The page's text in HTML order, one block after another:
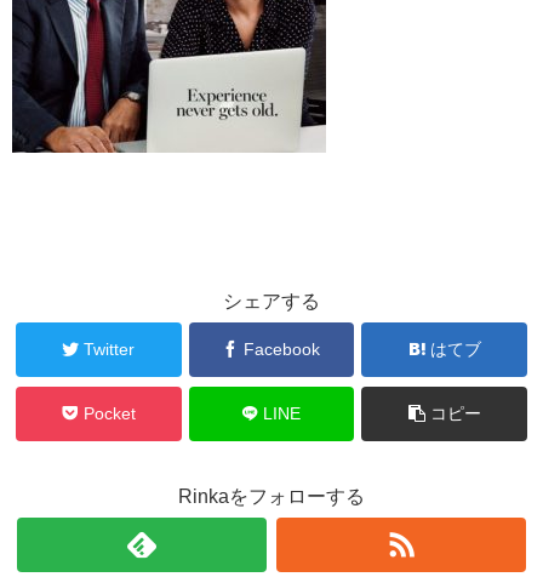
シェアする
Twitter Facebook はてブ
Pocket LINE コピー
Rinkaをフォローする